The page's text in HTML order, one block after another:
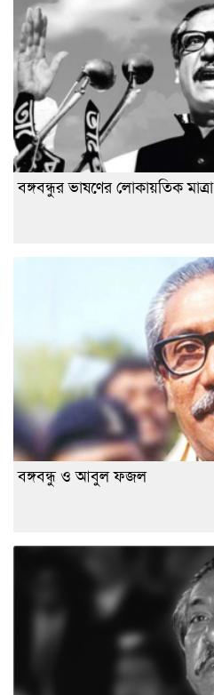
বঙ্গবন্ধুর ভাষণের লোকায়তিক মাত্রা
বঙ্গবন্ধু ও আবুল ফজল